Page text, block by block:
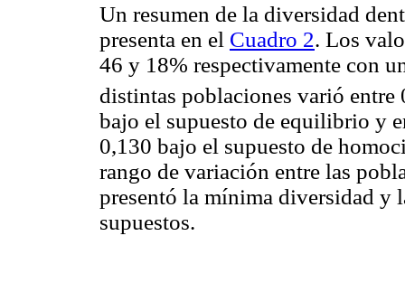
Un resumen de la diversidad
presenta en el Cuadro 2. Los
46 y 18% respectivamente con
distintas poblaciones varió
bajo el supuesto de equilibrio y
0,130 bajo el supuesto de
rango de variación entre las
presentó la mínima diversidad y
supuestos.